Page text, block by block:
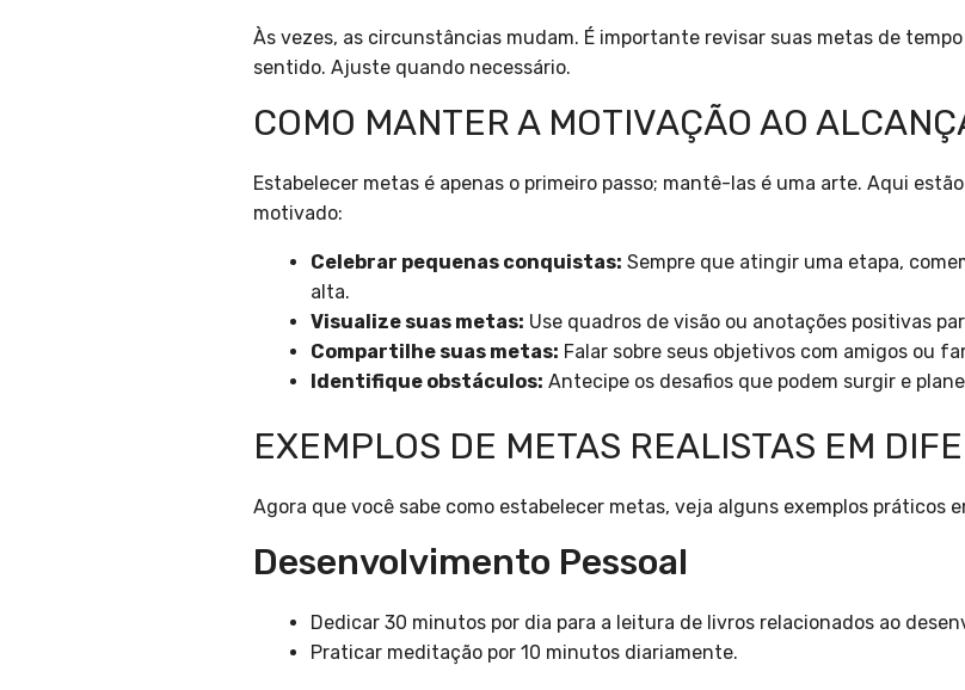
Às vezes, as circunstâncias mudam. É importante revisar suas metas de
sentido. Ajuste quando necessário.
COMO MANTER A MOTIVAÇÃO AO
Estabelecer metas é apenas o primeiro passo; mantê-las é uma arte. Aqui
motivado:
Celebrar pequenas conquistas: Sempre que atingir uma etapa,
alta.
Visualize suas metas: Use quadros de visão ou anotações positivas
Compartilhe suas metas: Falar sobre seus objetivos com amigos ou
Identifique obstáculos: Antecipe os desafios que podem surgir e
EXEMPLOS DE METAS REALISTAS EM
Agora que você sabe como estabelecer metas, veja alguns exemplos práticos
Desenvolvimento Pessoal
Dedicar 30 minutos por dia para a leitura de livros relacionados ao
Praticar meditação por 10 minutos diariamente.